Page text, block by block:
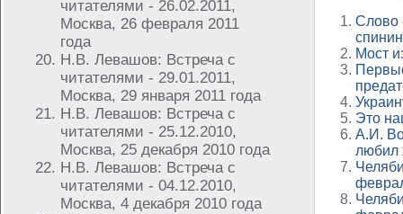
читателями - 26.02.2011,
Москва, 26 февраля 2011
года
Н.В. Левашов: Встреча с
читателями - 29.01.2011,
Москва, 29 января 2011 года
Н.В. Левашов: Встреча с
читателями - 25.12.2010,
Москва, 25 декабря 2010 года
Н.В. Левашов: Встреча с
читателями - 04.12.2010,
Москва, 4 декабря 2010 года
Слово
Мост
Это
А.И.
любил